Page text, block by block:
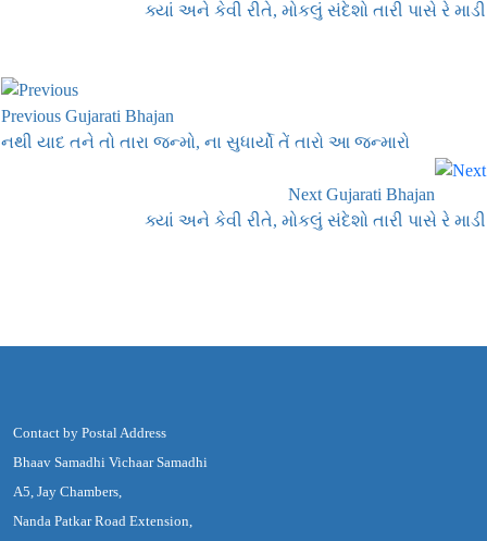
ક્યાં અને કેવી રીતે, મોકલું સંદેશો તારી પાસે રે માડી
Previous Gujarati Bhajan
નથી યાદ તને તો તારા જન્મો, ના સુધાર્યો તેં તારો આ જન્મારો
Next Gujarati Bhajan
ક્યાં અને કેવી રીતે, મોકલું સંદેશો તારી પાસે રે માડી
Contact by Postal Address
Bhaav Samadhi Vichaar Samadhi
A5, Jay Chambers,
Nanda Patkar Road Extension,